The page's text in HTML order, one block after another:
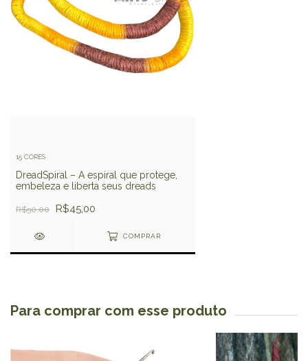
15 CORES
DreadSpiral – A espiral que protege,
embeleza e liberta seus dreads
R$50,00 R$45,00
COMPRAR
Para comprar com esse produto